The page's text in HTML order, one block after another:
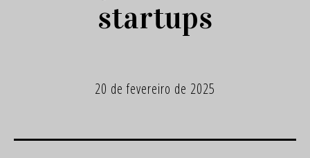
startups
20 de fevereiro de 2025